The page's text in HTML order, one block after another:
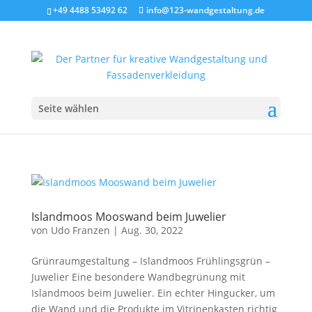
+49 4488 53492 62 info@123-wandgestaltung.de
Seite wählen
Islandmoos Mooswand beim Juwelier
von Udo Franzen | Aug. 30, 2022
Grünraumgestaltung – Islandmoos Frühlingsgrün –
Juwelier Eine besondere Wandbegrünung mit
Islandmoos beim Juwelier. Ein echter Hingucker, um
die Wand und die Produkte im Vitrinenkasten richtig